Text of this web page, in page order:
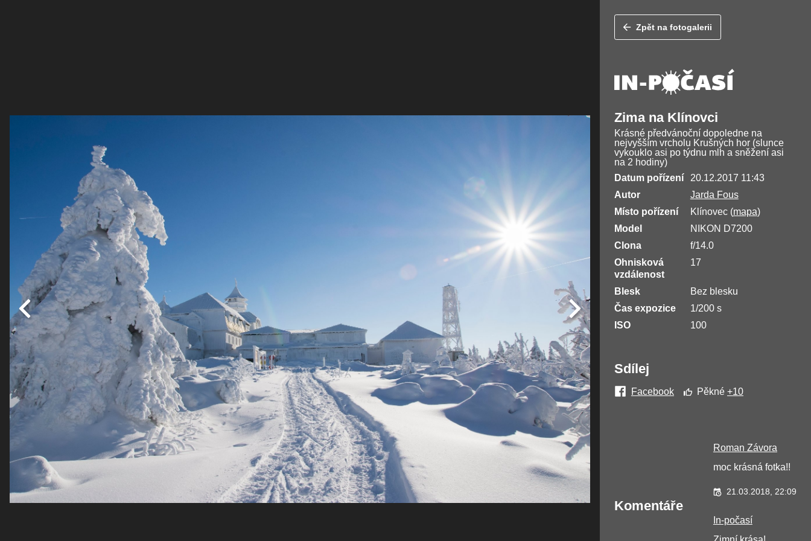
Zpět na fotogalerii
Zima na Klínovci
Krásné předvánoční dopoledne na
nejvyšším vrcholu Krušných hor (slunce
vykouklo asi po týdnu mlh a sněžení asi
na 2 hodiny)
Datum pořízení
20.12.2017 11:43
Autor
Jarda Fous
Místo pořízení
Klínovec (mapa)
Model
NIKON D7200
Clona
f/14.0
Ohnisková
vzdálenost
17
Blesk
Bez blesku
Čas expozice
1/200 s
ISO
100
Sdílej
Facebook Pěkné +10
Komentáře
Roman Závora
moc krásná fotka!!
21.03.2018, 22:09
In-počasí